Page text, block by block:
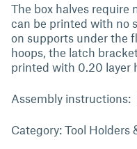
The box halves require
can be printed with no
on supports under the
hoops, the latch
printed with 0.20 layer
Assembly instructions:
Category: Tool Holders